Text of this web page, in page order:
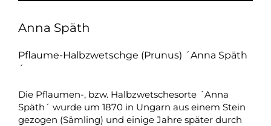
Anna Späth
Pflaume-Halbzwetschge (Prunus) ´Anna Späth
´
Die Pflaumen-, bzw. Halbzwetschesorte ´Anna
Späth´ wurde um 1870 in Ungarn aus einem Stein
gezogen (Sämling) und einige Jahre später durch